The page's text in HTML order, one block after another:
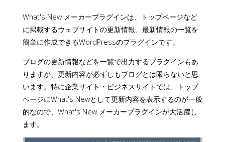
What's New メーカープラグインは、トップページなど
に掲載するウェブサイトの更新情報、最新情報の一覧を
簡単に作成できるWordPressのプラグインです。
ブログの更新情報などを一覧で出力するプラグインもあ
りますが、更新内容が必ずしもブログとは限らないと思
います。特に企業サイト・ビジネスサイトでは、トップ
ページにWhat's Newとして更新内容を表示するのが一般
的なので、What's New メーカープラグインが大活躍し
ます。